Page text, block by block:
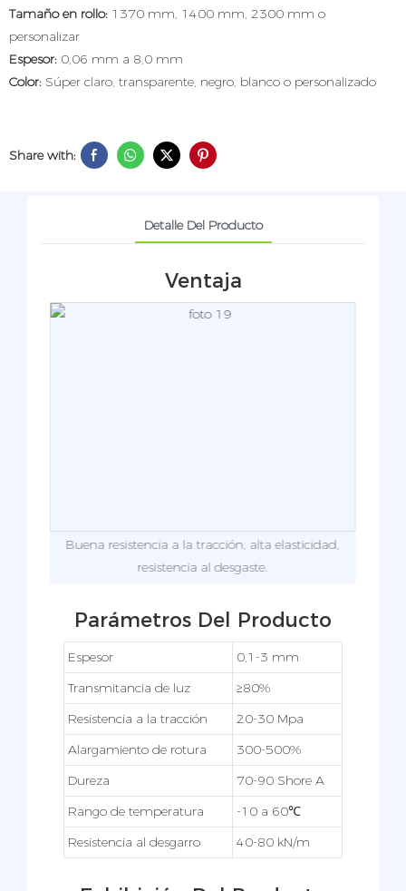
Tamaño en rollo: 1370 mm, 1400 mm, 2300 mm o
personalizar
Espesor: 0,06 mm a 8,0 mm
Color: Súper claro, transparente, negro, blanco o personalizado
Share with:
Detalle Del Producto
Ventaja
Buena resistencia a la tracción, alta elasticidad,
resistencia al desgaste.
Parámetros Del Producto
Espesor
0,1-3 mm
Transmitancia de luz
≥80%
Resistencia a la tracción
20-30 Mpa
Alargamiento de rotura
300-500%
Dureza
70-90 Shore A
Rango de temperatura
-10 a 60℃
Resistencia al desgarro
40-80 kN/m